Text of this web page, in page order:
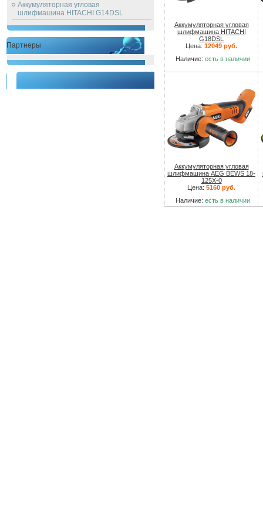
Аккумуляторная угловая
шлифмашина HITACHI G14DSL
Партнеры
Аккумуляторная угловая
шлифмашина HITACHI
G18DSL
Цена: 12049 руб.
Наличие: есть в наличии
Аккумуляторная угловая
шлифмашина AEG BEWS 18-
125X-0
Цена: 5160 руб.
Наличие: есть в наличии